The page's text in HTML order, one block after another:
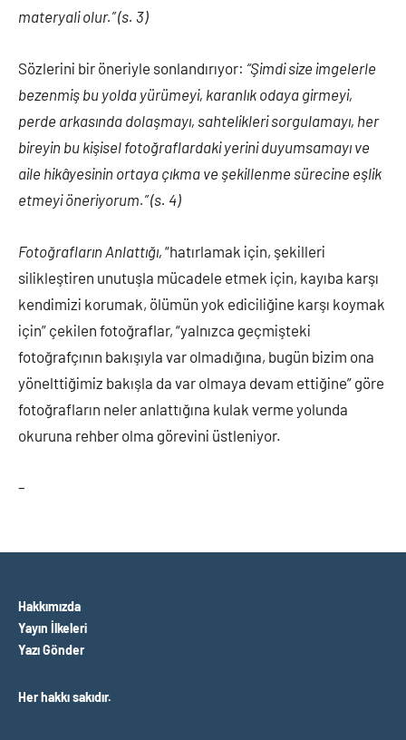
materyali olur.” (s. 3)
Sözlerini bir öneriyle sonlandırıyor: “Şimdi size imgelerle
bezenmiş bu yolda yürümeyi, karanlık odaya girmeyi,
perde arkasında dolaşmayı, sahtelikleri sorgulamayı, her
bireyin bu kişisel fotoğraflardaki yerini duyumsamayı ve
aile hikâyesinin ortaya çıkma ve şekillenme sürecine eşlik
etmeyi öneriyorum.” (s. 4)
Fotoğrafların Anlattığı, “hatırlamak için, şekilleri
silikleştiren unutuşla mücadele etmek için, kayıba karşı
kendimizi korumak, ölümün yok ediciliğine karşı koymak
için” çekilen fotoğraflar, “yalnızca geçmişteki
fotoğrafçının bakışıyla var olmadığına, bugün bizim ona
yönelttiğimiz bakışla da var olmaya devam ettiğine” göre
fotoğrafların neler anlattığına kulak verme yolunda
okuruna rehber olma görevini üstleniyor.
–
Hakkımızda
Yayın İlkeleri
Yazı Gönder
Her hakkı sakıdır.